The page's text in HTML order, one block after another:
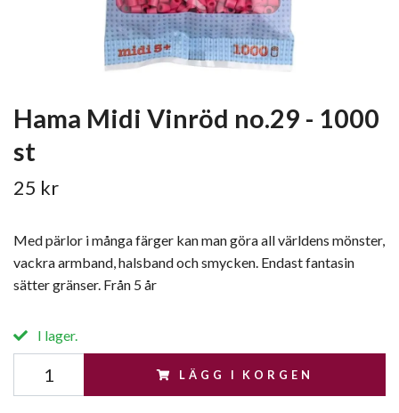
Hama Midi Vinröd no.29 - 1000
st
25 kr
Med pärlor i många färger kan man göra all världens mönster,
vackra armband, halsband och smycken. Endast fantasin
sätter gränser. Från 5 år
I lager.
LÄGG I KORGEN